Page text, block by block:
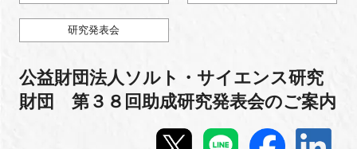
マイページ
研究発表会
公益財団法人ソルト・サイエンス研究
財団 第３８回助成研究発表会のご案内